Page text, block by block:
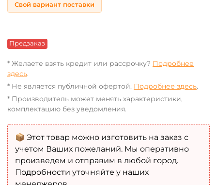
Предзаказ
Свой вариант поставки
* Желаете взять кредит или рассрочку? Подробнее
здесь.
* Не является публичной офертой. Подробнее здесь.
* Производитель может менять характеристики,
комплектацию без уведомления.
📦 Этот товар можно изготовить на заказ с
учетом Ваших пожеланий. Мы оперативно
произведем и отправим в любой город.
Подробности уточняйте у наших